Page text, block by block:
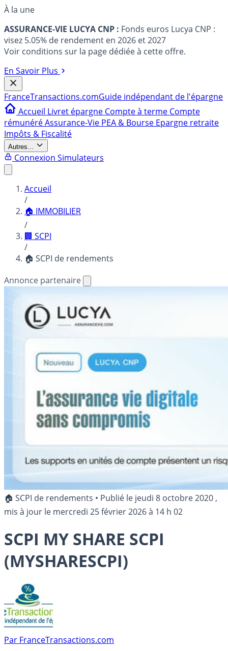
À la une
ASSURANCE-VIE LUCYA CNP : Fonds euros Lucya CNP :
visez 5.05% de rendement en 2026 et 2027
Voir conditions sur la page dédiée à cette offre.
En Savoir Plus
FranceTransactions.comGuide indépendant de l'épargne
Accueil Livret épargne Compte à terme Compte
rémunéréAssurance-Vie PEA & Bourse Epargne retraite
Impôts & Fiscalité
Autres...
Connexion Simulateurs
Accueil
/
🏠 IMMOBILIER
/
🏢 SCPI
/
🏠 SCPI de rendements
Annonce partenaire
🏠 SCPI de rendements • Publié le jeudi 8 octobre 2020 ,
mis à jour le mercredi 25 février 2026 à 14 h 02
SCPI MY SHARE SCPI
(MYSHARESCPI)
Par FranceTransactions.com